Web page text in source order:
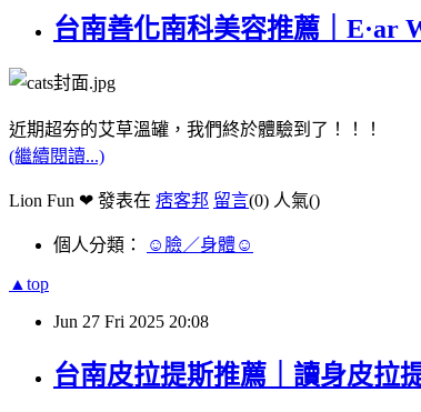
台南善化南科美容推薦｜E·ar
近期超夯的艾草溫罐，我們終於體驗到了！！！
(繼續閱讀...)
Lion Fun ❤ 發表在 痞客邦 留言(0) 人氣()
個人分類： ☺臉／身體☺
▲top
Jun 27 Fri 2025 20:08
台南皮拉提斯推薦｜讀身皮拉